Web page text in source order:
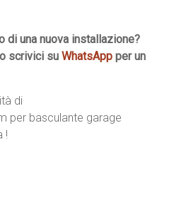
di una nuova installazione?
o scrivici suWhatsApp per un
di
per basculante garage
!